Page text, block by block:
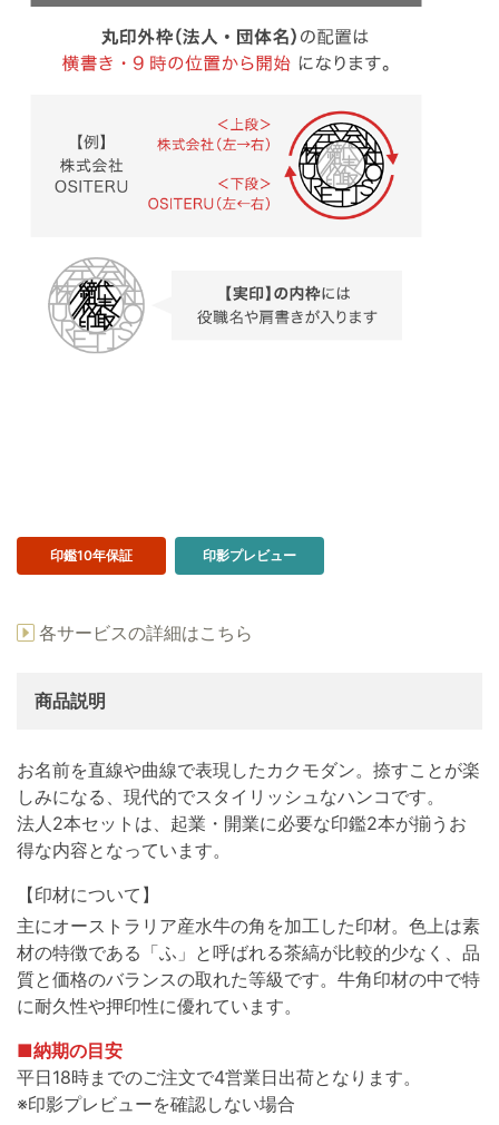
印鑑10年保証 印影プレビュー
各サービスの詳細はこちら
商品説明
お名前を直線や曲線で表現したカクモダン。捺すことが楽
しみになる、現代的でスタイリッシュなハンコです。
法人2本セットは、起業・開業に必要な印鑑2本が揃うお
得な内容となっています。
【印材について】
主にオーストラリア産水牛の角を加工した印材。色上は素
材の特徴である「ふ」と呼ばれる茶縞が比較的少なく、品
質と価格のバランスの取れた等級です。牛角印材の中で特
に耐久性や押印性に優れています。
■納期の目安
平日18時までのご注文で4営業日出荷となります。
※印影プレビューを確認しない場合